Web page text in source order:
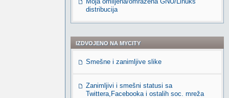
distribucija
IZDVOJENO NA MYCITY
Smešne i zanimljive slike
Zanimljivi i smešni statusi sa
Twittera,Facebooka i ostalih soc. mreža